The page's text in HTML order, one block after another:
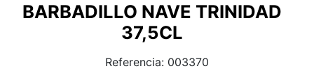
BARBADILLO NAVE TRINIDAD
37,5CL
Referencia: 003370